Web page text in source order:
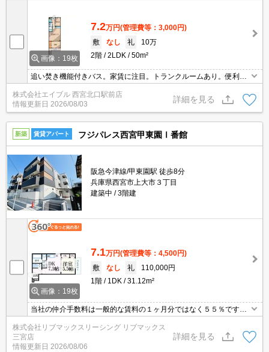
画像：19枚
7.2万円(管理費等：3,000円)
敷
なし 礼
10万
2階
2LDK 50m²
追い焚き機能付きバス。家賃に注目。トランクルームあり。便利な
グ11.7帖。収納たっぷり。インターネット無料で使い放題。独立洗
面台が便利。
株式会社エイブル 西宮北口駅前店
情報更新日 2026/08/03
詳細を見る
新築 賃貸アパート フジパレス西宮甲東園Ⅰ番館
阪急今津線/甲東園駅 徒歩8分
兵庫県西宮市上大市３丁目
建築中
3階建
画像：19枚
7.1万円(管理費等：4,500円)
敷
なし 礼
110,000円
1階
1DK 31.12m²
当社の仲介手数料は一般的な賃料の１ヶ月分ではなく５５％です。
ネット・Wi-Fi無料。初期費用クレジット支払可能。他社掲載物件も
まとめてご紹介可能です。問合せ当日でもご対応可能。土日祝日は
混み合いますのでお早めにご予約ください。当店は家主強制でない
場合、消毒・抗菌代や安心サポート代など不要費用は一切不要。
株式会社リブマックスリーシング リブマックス
三宮店
情報更新日 2026/08/06
詳細を見る